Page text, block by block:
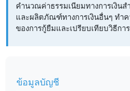
คำนวณค่าธรรมเนียมทางการเงิน
และผลิตภัณฑ์ทางการเงินอื่นๆ ทำ
ของการกู้ยืมและเปรียบเทียบวิธีกา
ข้อมูลบัญชี